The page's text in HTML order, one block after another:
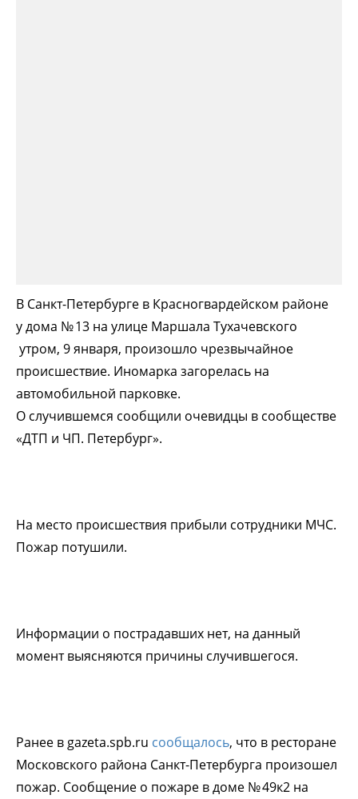
В Санкт-Петербурге в Красногвардейском районе
у дома № 13 на улице Маршала Тухачевского
утром, 9 января, произошло чрезвычайное
происшествие. Иномарка загорелась на
автомобильной парковке.
О случившемся сообщили очевидцы в сообществе
«ДТП и ЧП. Петербург».
На место происшествия прибыли сотрудники МЧС.
Пожар потушили.
Информации о пострадавших нет, на данный
момент выясняются причины случившегося.
Ранее в gazeta.spb.ru сообщалось, что в ресторане
Московского района Санкт-Петербурга произошел
пожар. Сообщение о пожаре в доме № 49к2 на